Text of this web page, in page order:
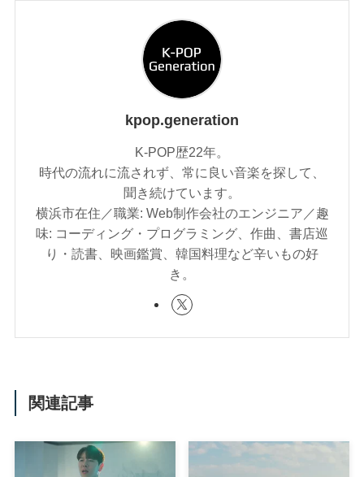
kpop.generation
K-POP歴22年。
時代の流れに流されず、常に良い音楽を探して、
聞き続けています。
横浜市在住／職業: Web制作会社のエンジニア／趣
味: コーディング・プログラミング、作曲、書店巡
り・読書、映画鑑賞、韓国料理など辛いもの好
き。
関連記事